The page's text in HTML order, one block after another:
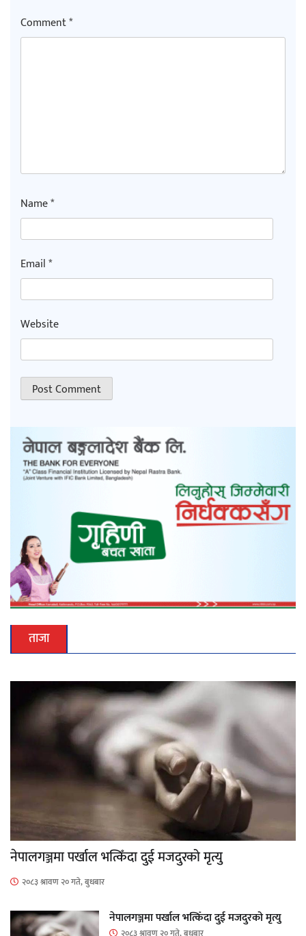
Comment*
Name*
Email*
Website
ताजा
नेपालगञ्जमा पर्खाल भत्किँदा दुई मजदुरको मृत्यु
२०८३ श्रावण २० गते, बुधबार
नेपालगञ्जमा पर्खाल भत्किँदा दुई मजदुरको मृत्यु
२०८३ श्रावण २० गते, बुधबार